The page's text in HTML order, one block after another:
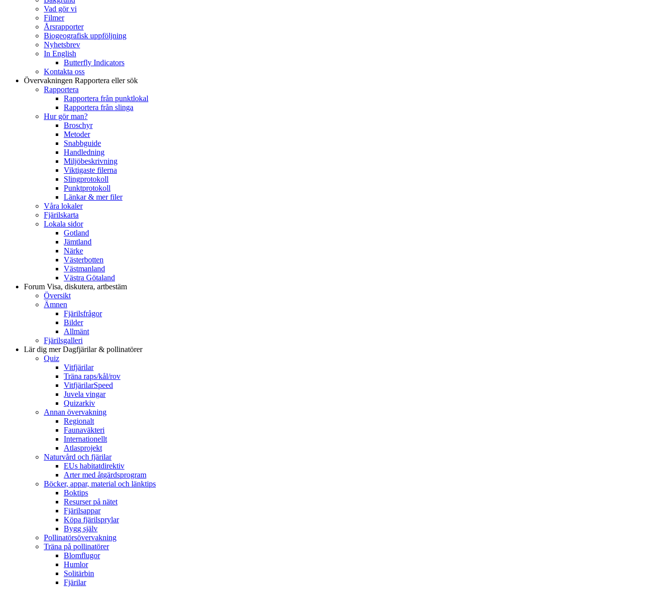
Vad gör vi
Filmer
Årsrapporter
Biogeografisk uppföljning
Nyhetsbrev
In English
Butterfly Indicators
Kontakta oss
Övervakningen Rapportera eller sök
Rapportera
Rapportera från punktlokal
Rapportera från slinga
Hur gör man?
Broschyr
Metoder
Snabbguide
Handledning
Miljöbeskrivning
Viktigaste filerna
Slingprotokoll
Punktprotokoll
Länkar & mer filer
Våra lokaler
Fjärilskarta
Lokala sidor
Gotland
Jämtland
Närke
Västerbotten
Västmanland
Västra Götaland
Forum Visa, diskutera, artbestäm
Översikt
Ämnen
Fjärilsfrågor
Bilder
Allmänt
Fjärilsgalleri
Lär dig merDagfjärilar & pollinatörer
Quiz
Vitfjärilar
Träna raps/kål/rov
VitfjärilarSpeed
Juvela vingar
Quizarkiv
Annan övervakning
Regionalt
Faunaväkteri
Internationellt
Atlasprojekt
Naturvård och fjärilar
EUs habitatdirektiv
Arter med åtgärdsprogram
Böcker, appar, material och länktips
Boktips
Resurser på nätet
Fjärilsappar
Köpa fjärilsprylar
Bygg själv
Pollinatörsövervakning
Träna på pollinatörer
Blomflugor
Humlor
Solitärbin
Fjärilar